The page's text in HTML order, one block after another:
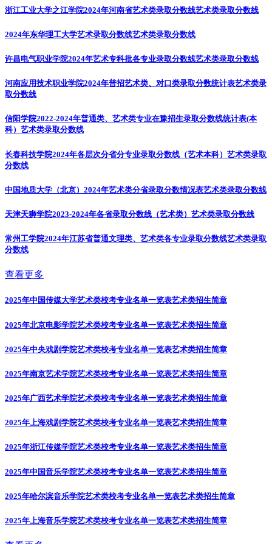
浙江工业大学之江学院2024年河南省艺术类录取分数线艺术类录取分数线
2024年东华理工大学艺术录取分数线艺术类录取分数线
许昌电气职业学院2024年艺术专科批各专业录取分数线艺术类录取分数线
河南应用技术职业学院2024年普招艺术类、对口类录取分数统计表艺术类录
取分数线
信阳学院2022-2024年普通类、艺术类专业在豫招生录取分数线统计表(本
科） 艺术类录取分数线
长春科技学院2024年各层次分省分专业录取分数线（艺术本科） 艺术类录取
分数线
中国地质大学（北京）2024年艺术类分省录取分数情况表艺术类录取分数线
天津天狮学院2023-2024年各省录取分数线（艺术类） 艺术类录取分数线
常州工学院2024年江苏省普通文理类、艺术类各专业录取分数线艺术类录取
分数线
查看更多
2025年中国传媒大学艺术类校考专业名单一览表艺术类招生简章
2025年北京电影学院艺术类校考专业名单一览表艺术类招生简章
2025年中央戏剧学院艺术类校考专业名单一览表艺术类招生简章
2025年南京艺术学院艺术类校考专业名单一览表艺术类招生简章
2025年广西艺术学院艺术类校考专业名单一览表艺术类招生简章
2025年上海戏剧学院艺术类校考专业名单一览表艺术类招生简章
2025年浙江传媒学院艺术类校考专业名单一览表艺术类招生简章
2025年中国音乐学院艺术类校考专业名单一览表艺术类招生简章
2025年哈尔滨音乐学院艺术类校考专业名单一览表艺术类招生简章
2025年上海音乐学院艺术类校考专业名单一览表艺术类招生简章